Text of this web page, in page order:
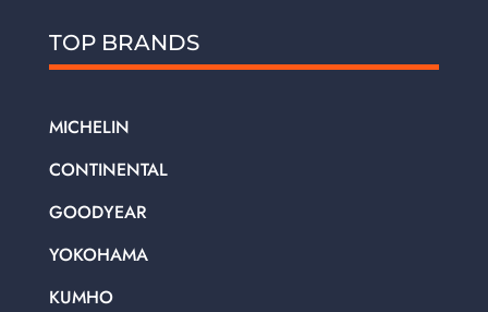
TOP BRANDS
MICHELIN
CONTINENTAL
GOODYEAR
YOKOHAMA
KUMHO